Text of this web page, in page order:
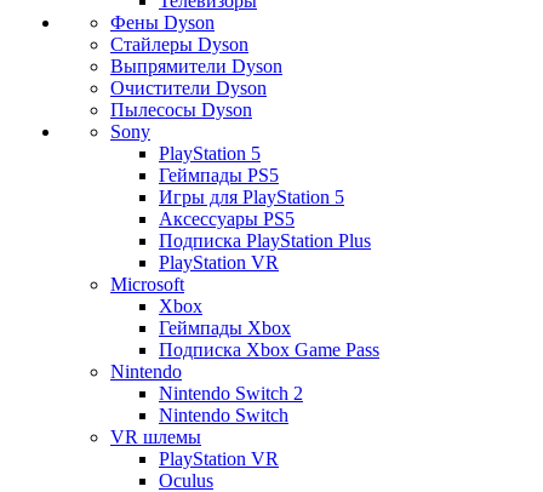
Фены Dyson
Стайлеры Dyson
Выпрямители Dyson
Очистители Dyson
Пылесосы Dyson
Sony
PlayStation 5
Геймпады PS5
Игры для PlayStation 5
Аксессуары PS5
Подписка PlayStation Plus
PlayStation VR
Microsoft
Xbox
Геймпады Xbox
Подписка Xbox Game Pass
Nintendo
Nintendo Switch 2
Nintendo Switch
VR шлемы
PlayStation VR
Oculus